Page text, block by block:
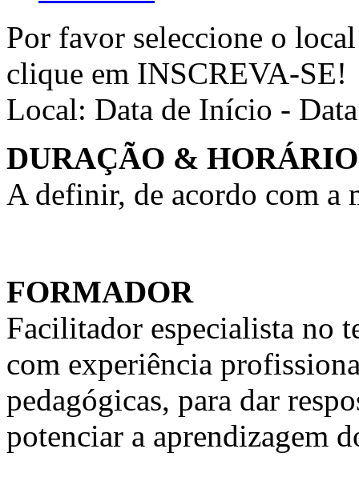
Por favor seleccione o
clique em INSCREVA-SE!
Local: Data de Início -
DURAÇÃO & HORÁRIO
A definir, de acordo com a
FORMADOR
Facilitador especialista no
com experiência
pedagógicas, para dar
potenciar a aprendizagem